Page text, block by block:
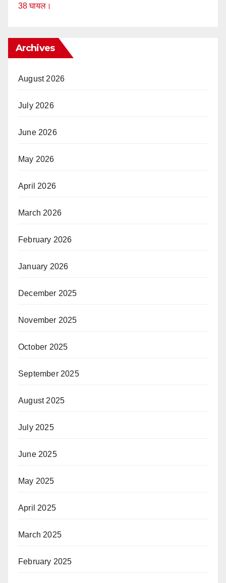
38 घायल।
Archives
August 2026
July 2026
June 2026
May 2026
April 2026
March 2026
February 2026
January 2026
December 2025
November 2025
October 2025
September 2025
August 2025
July 2025
June 2025
May 2025
April 2025
March 2025
February 2025